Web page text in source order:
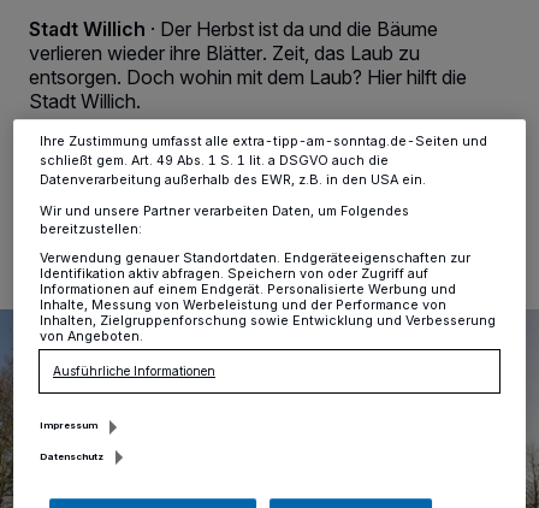
Stadt Willich · Der Herbst ist da und die Bäume
verlieren wieder ihre Blätter. Zeit, das Laub zu
entsorgen. Doch wohin mit dem Laub? Hier hilft die
Stadt Willich.
21.10.2024 , 09:40 Uhr Eine Minute Lesezeit
dieses Menü jederzeit wieder aufrufen, um Ihre Einstellungen zu
ändern oder Ihre Einwilligung zu widerrufen, indem Sie auf den Link
Einstellungen oder Ablehnen am unteren Rand der Webseite klicken.
Ihre Einstellungen gelten innerhalb unseres Website. Weitere
Informationen finden Sie in unserer Datenschutzerklärung.
Ihre Zustimmung umfasst alle extra-tipp-am-sonntag.de-Seiten und
schließt gem. Art. 49 Abs. 1 S. 1 lit. a DSGVO auch die
Datenverarbeitung außerhalb des EWR, z.B. in den USA ein.
Wir und unsere Partner verarbeiten Daten, um Folgendes
bereitzustellen:
Verwendung genauer Standortdaten. Endgeräteeigenschaften zur
Identifikation aktiv abfragen. Speichern von oder Zugriff auf
Informationen auf einem Endgerät. Personalisierte Werbung und
Inhalte, Messung von Werbeleistung und der Performance von
Inhalten, Zielgruppenforschung sowie Entwicklung und Verbesserung
von Angeboten.
Ausführliche Informationen
Impressum
Datenschutz